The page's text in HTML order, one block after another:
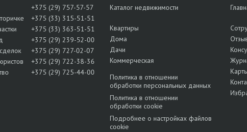
+375 (29) 757-57-57
+375 (33) 315-51-51
+375 (33) 363-51-51
+375 (29) 239-52-00
+375 (29) 727-02-07
+375 (29) 722-38-36
+375 (29) 725-44-00
Каталог недвижимости
Квартиры
Дома
Дачи
Коммерческая
Политика в отношении
обработки персональных данных
Политика в отношении
обработки cookie
Подробнее о настройках файлов
cookie